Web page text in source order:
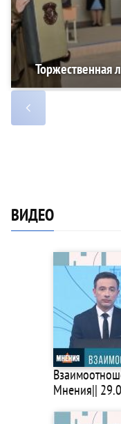
Торжественная
ВИДЕО
Мнения||